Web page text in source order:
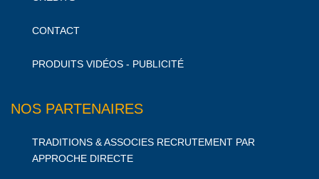
CONTACT
PRODUITS VIDÉOS - PUBLICITÉ
NOS PARTENAIRES
TRADITIONS & ASSOCIES RECRUTEMENT PAR
APPROCHE DIRECTE